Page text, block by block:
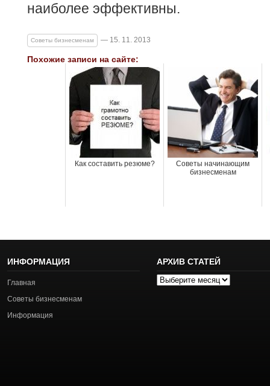
наиболее эффективны.
Советы бизнесменам — 15. 11. 2013
Похожие записи на сайте:
Как составить резюме?
Советы начинающим
бизнесменам
ИНФОРМАЦИЯ
Главная
Советы бизнесменам
Информация
АРХИВ СТАТЕЙ
Архив